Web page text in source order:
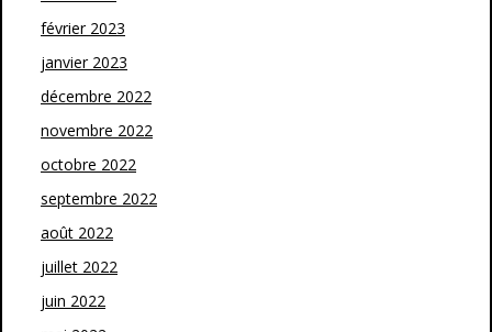
février 2023
janvier 2023
décembre 2022
novembre 2022
octobre 2022
septembre 2022
août 2022
juillet 2022
juin 2022